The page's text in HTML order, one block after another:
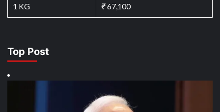
1 KG ₹67,100
Top Post